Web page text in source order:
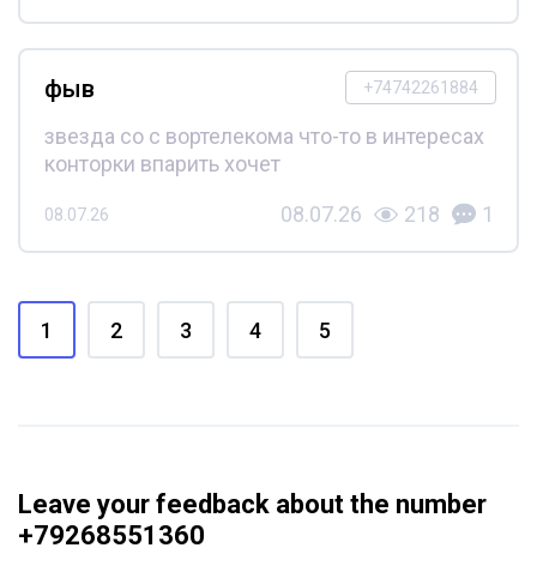
+74742261884
фыв
звезда со с вортелекома что-то в интересах
конторки впарить хочет
08.07.26 08.07.26 218 1
1 2 3 4 5
Leave your feedback about the number
+79268551360